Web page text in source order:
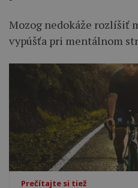
Mozog nedokáže rozlíšiť
vypúšťa pri mentálnom
Prečítajte si tiež